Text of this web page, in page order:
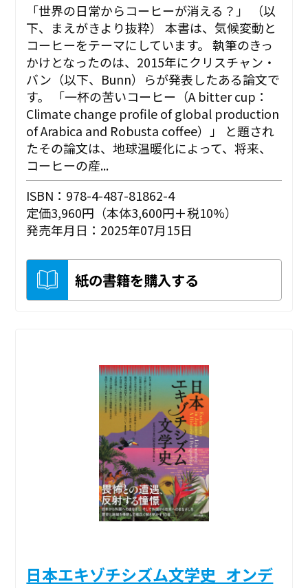
「世界の日常からコーヒーが消える？」 （以
下、まえがきより抜粋） 本書は、気候変動と
コーヒーをテーマにしています。 執筆のきっ
かけとなったのは、2015年にクリスチャン・
バン（以下、Bunn）らが発表したある論文で
す。 「一杯の苦いコーヒー（A bitter cup：
Climate change profile of global production
of Arabica and Robusta coffee）」 と題され
たその論文は、地球温暖化によって、将来、
コーヒーの産...
ISBN：978-4-487-81862-4
定価3,960円（本体3,600円＋税10%）
発売年月日：2025年07月15日
紙の書籍を購入する
日本エキゾチシズム文学史_オンデ